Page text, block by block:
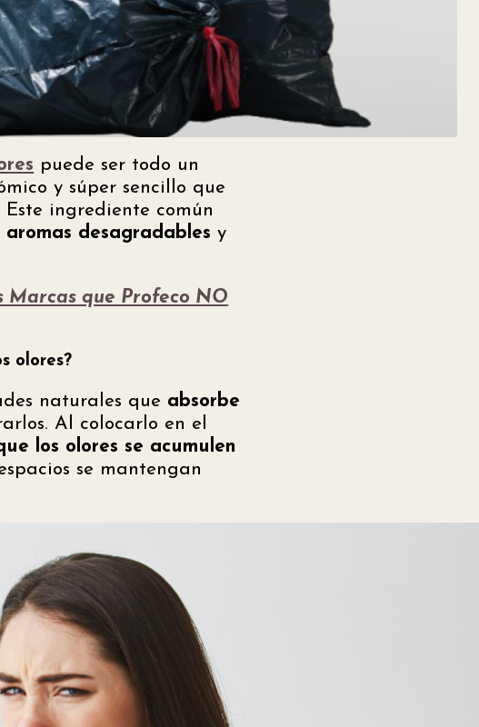
puede ser todo un
y súper sencillo que
Este ingrediente común
desagradables y
Marcas que Profeco NO
olores?
naturales que absorbe
Al colocarlo en el
los olores se acumulen
se mantengan